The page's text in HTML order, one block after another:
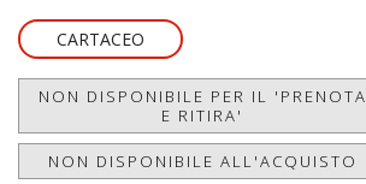
CARTACEO
NON DISPONIBILE PER IL 'PRENOTA
E RITIRA'
NON DISPONIBILE ALL'ACQUISTO